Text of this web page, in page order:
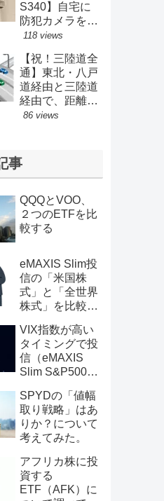
S340】自宅に
防犯カメラを設
置してみた結果
118 views
【祝！三陸道全
通】東北・八戸
道経由と三陸道
経由で、距離・
料金・時間を比
86 views
事
QQQとVOO、
２つのETFを比
較する
eMAXIS Slim投
信の「米国株
式」と「全世界
株式」を比較す
VIX指数が高い
タイミングで投
信（eMAXIS
Slim S&P500）
ーマンス的に有
利なのか？を検
証してみた
SPYDの「値幅
取り戦略」はあ
りか？について
考えてみた。
アフリカ株に投
資する
ETF（AFK）に